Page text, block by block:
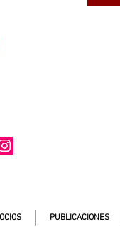
PUBLICACIONES